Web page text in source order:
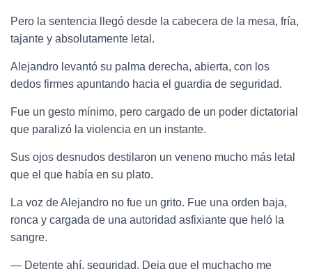
Pero la sentencia llegó desde la cabecera de la mesa, fría,
tajante y absolutamente letal.
Alejandro levantó su palma derecha, abierta, con los
dedos firmes apuntando hacia el guardia de seguridad.
Fue un gesto mínimo, pero cargado de un poder dictatorial
que paralizó la violencia en un instante.
Sus ojos desnudos destilaron un veneno mucho más letal
que el que había en su plato.
La voz de Alejandro no fue un grito. Fue una orden baja,
ronca y cargada de una autoridad asfixiante que heló la
sangre.
— Detente ahí, seguridad. Deja que el muchacho me